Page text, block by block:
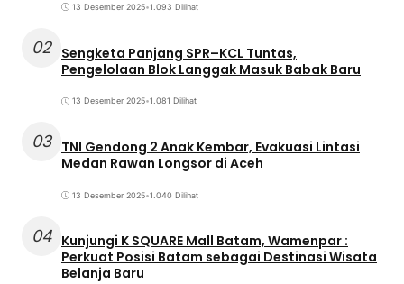
13 Desember 2025•1.093 Dilihat
02 Sengketa Panjang SPR–KCL Tuntas,
Pengelolaan Blok Langgak Masuk Babak Baru
13 Desember 2025•1.081 Dilihat
03 TNI Gendong 2 Anak Kembar, Evakuasi Lintasi
Medan Rawan Longsor di Aceh
13 Desember 2025•1.040 Dilihat
04 Kunjungi K SQUARE Mall Batam, Wamenpar :
Perkuat Posisi Batam sebagai Destinasi Wisata
Belanja Baru